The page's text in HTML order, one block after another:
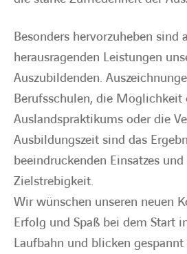
Besonders hervorzuheben sind
herausragenden Leistungen
Auszubildenden.
Berufsschulen, die Möglichkeit
Auslandspraktikums oder die
Ausbildungszeit sind das
beeindruckenden Einsatzes
Zielstrebigkeit.
Wir wünschen unseren neuen
Erfolg und Spaß bei dem Start
Laufbahn und blicken